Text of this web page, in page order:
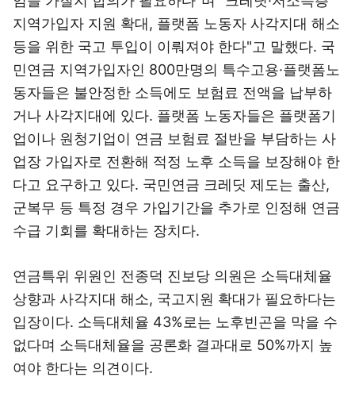
지역가입자 지원 확대, 플랫폼 노동자 사각지대 해소
등을 위한 국고 투입이 이뤄져야 한다"고 말했다. 국
민연금 지역가입자인 800만명의 특수고용·플랫폼노
동자들은 불안정한 소득에도 보험료 전액을 납부하
거나 사각지대에 있다. 플랫폼 노동자들은 플랫폼기
업이나 원청기업이 연금 보험료 절반을 부담하는 사
업장 가입자로 전환해 적정 노후 소득을 보장해야 한
다고 요구하고 있다. 국민연금 크레딧 제도는 출산,
군복무 등 특정 경우 가입기간을 추가로 인정해 연금
수급 기회를 확대하는 장치다.
연금특위 위원인 전종덕 진보당 의원은 소득대체율
상향과 사각지대 해소, 국고지원 확대가 필요하다는
입장이다. 소득대체율 43%로는 노후빈곤을 막을 수
없다며 소득대체율을 공론화 결과대로 50%까지 높
여야 한다는 의견이다.